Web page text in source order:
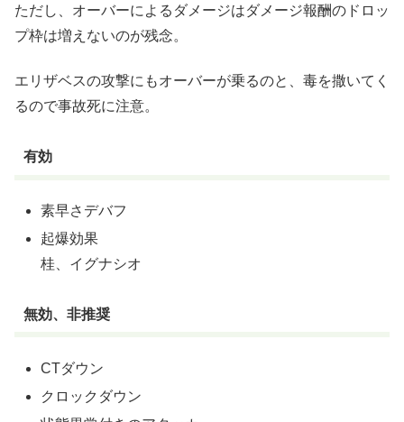
ただし、オーバーによるダメージはダメージ報酬のドロッ
プ枠は増えないのが残念。
エリザベスの攻撃にもオーバーが乗るのと、毒を撒いてく
るので事故死に注意。
有効
素早さデバフ
起爆効果
桂、イグナシオ
無効、非推奨
CTダウン
クロックダウン